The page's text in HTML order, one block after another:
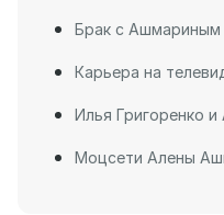
Брак с Ашмариным
Карьера на
Илья Григоренко
Моцсети Алены